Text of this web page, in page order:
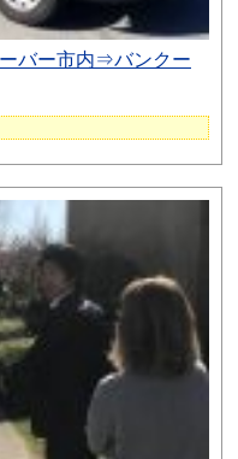
ーバー市内⇒バンクー